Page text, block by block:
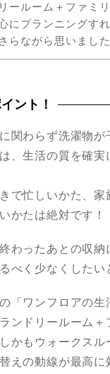
ールーム＋ファミ
にプランニングす
らながら思いました
関わらず洗濯物が
、生活の質を確実
で忙しいかた、家
かたは絶対です！
わったあとの収納
べく少なくしたい
「ワンフロアの生
ンドリールーム＋
かもウォークスル
えの動線が最高に